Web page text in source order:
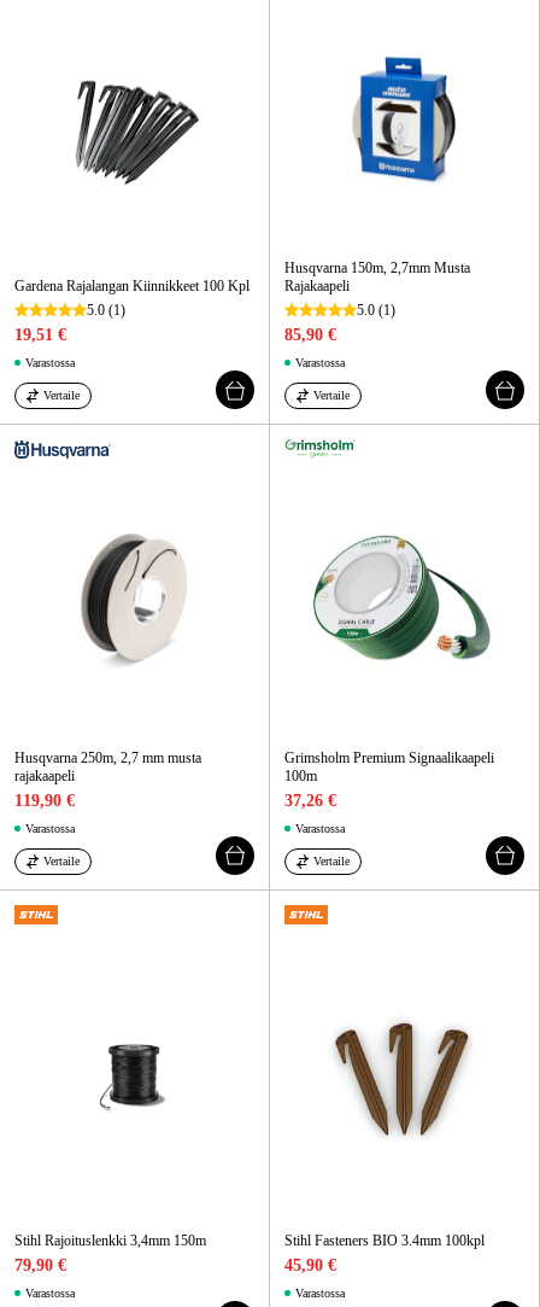
Usein kysytyt kysymykset
Gardena Rajalangan Kiinnikkeet 100 Kpl
5.0 (1)
19,51 €
Varastossa
Vertaile
Husqvarna 150m, 2,7mm Musta
Rajakaapeli
5.0 (1)
85,90 €
Varastossa
Vertaile
Husqvarna 250m, 2,7 mm musta
rajakaapeli
119,90 €
Varastossa
Vertaile
Grimsholm Premium Signaalikaapeli
100m
37,26 €
Varastossa
Vertaile
Stihl Rajoituslenkki 3,4mm 150m
79,90 €
Varastossa
Stihl Fasteners BIO 3.4mm 100kpl
45,90 €
Varastossa